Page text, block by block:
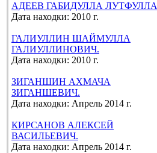
АДЕЕВ ГАБИДУЛЛА ЛУТФУЛЛА
Дата находки: 2010 г.
ГАЛИУЛЛИН ШАЙМУЛЛА
ГАЛИУЛЛИНОВИЧ.
Дата находки: 2010 г.
ЗИГАНШИН АХМАЧА
ЗИГАНШЕВИЧ.
Дата находки: Апрель 2014 г.
КИРСАНОВ АЛЕКСЕЙ
ВАСИЛЬЕВИЧ.
Дата находки: Апрель 2014 г.